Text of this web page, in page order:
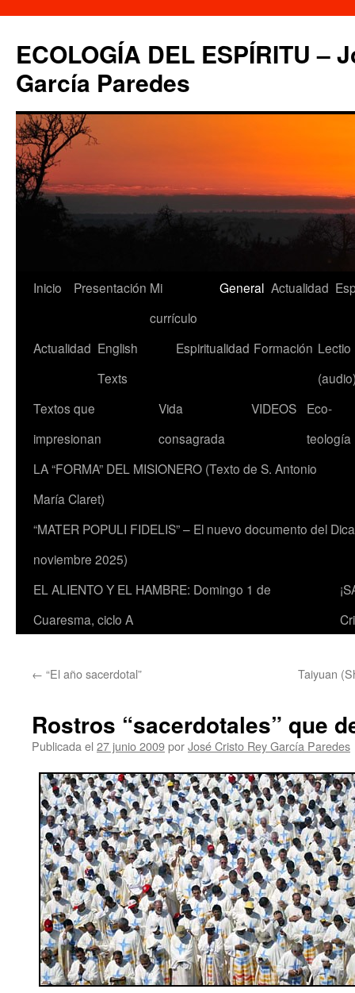
contenido
ECOLOGÍA DEL ESPÍRITU –
García Paredes
Inicio Presentación Mi
currículo
General Actualidad
Actualidad English
Texts
Espiritualidad Formación Lectio
Textos que
impresionan
Vida
consagrada
VIDEOS
Eco-
teología
LA “FORMA” DEL MISIONERO (Texto de S. Antonio
María Claret)
“MATER POPULI FIDELIS” – El nuevo documento del
noviembre 2025)
EL ALIENTO Y EL HAMBRE: Domingo 1 de
Cuaresma, ciclo A
← “El año sacerdotal” Taiyuan
Rostros “sacerdotales” que
Publicada el 27 junio 2009porJosé Cristo Rey García Paredes